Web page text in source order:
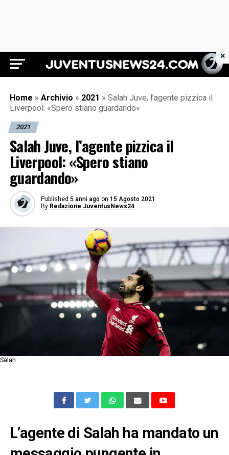
Juventus News 24
Home » Archivio » 2021 » Salah Juve, l’agente pizzica il
Liverpool: «Spero stiano guardando»
2021
Salah Juve, l’agente pizzica il
Liverpool: «Spero stiano
guardando»
Published 5 anni ago on 15 Agosto 2021
By Redazione JuventusNews24
Salah
L’agente di Salah ha mandato un
×